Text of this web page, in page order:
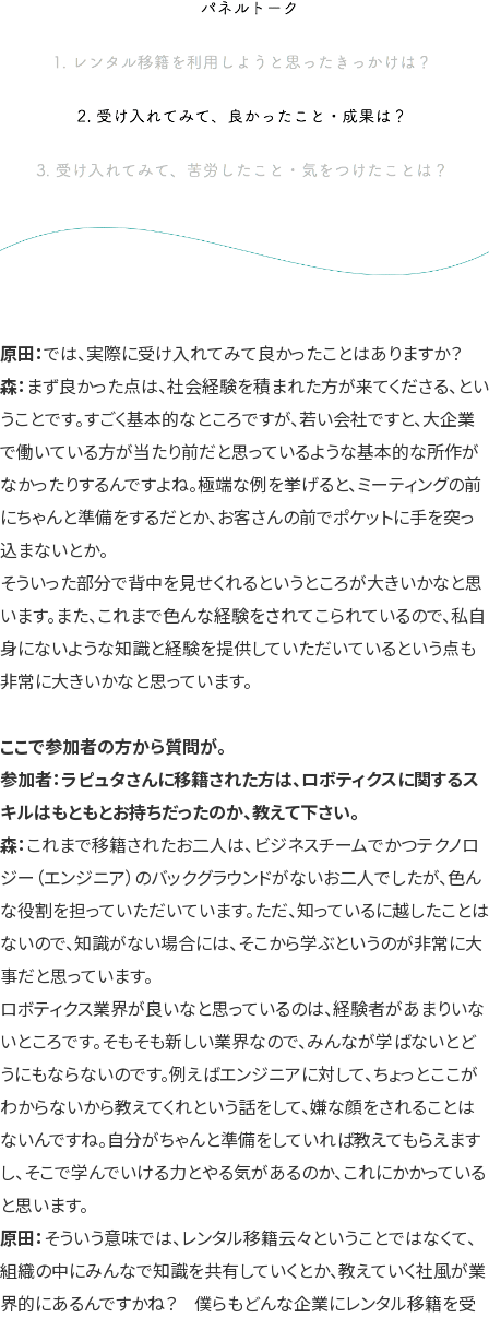
原田：では、実際に受け入れてみて良かったことはありますか？
森： まず良かった点は、社会経験を積まれた方が来てくださる、とい
うことです。すごく基本的なところですが、若い会社ですと、大企業
で働いている方が当たり前だと思っているような基本的な所作が
なかったりするんですよね。極端な例を挙げると、ミーティングの前
にちゃんと準備をするだとか、お客さんの前でポケットに手を突っ
込まないとか。
そういった部分で背中を見せくれるというところが大きいかなと思
います。また、これまで色んな経験をされてこられているので、私自
身にないような知識と経験を提供していただいているという点も
非常に大きいかなと思っています。
ここで参加者の方から質問が。
参加者：ラピュタさんに移籍された方は、ロボティクスに関するス
キルはもともとお持ちだったのか、教えて下さい。
森： これまで移籍されたお二人は、ビジネスチームでかつテクノロ
ジー（エンジニア）のバックグラウンドがないお二人でしたが、色ん
な役割を担っていただいています。ただ、知っているに越したことは
ないので、知識がない場合には、そこから学ぶというのが非常に大
事だと思っています。
ロボティクス業界が良いなと思っているのは、経験者があまりいな
いところです。そもそも新しい業界なので、みんなが学ばないとど
うにもならないのです。例えばエンジニアに対して、ちょっとここが
わからないから教えてくれという話をして、嫌な顔をされることは
ないんですね。自分がちゃんと準備をしていれば教えてもらえます
し、そこで学んでいける力とやる気があるのか、これにかかっている
と思います。
原田： そういう意味では、レンタル移籍云々ということではなくて、
組織の中にみんなで知識を共有していくとか、教えていく社風が業
界的にあるんですかね？ 僕らもどんな企業にレンタル移籍を受